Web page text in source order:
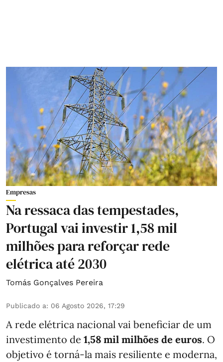
Empresas
Na ressaca das tempestades,
Portugal vai investir 1,58 mil
milhões para reforçar rede
elétrica até 2030
Tomás Gonçalves Pereira
Publicado a: 06 Agosto 2026, 17:29
A rede elétrica nacional vai beneficiar de um
investimento de 1,58 mil milhões de euros. O
objetivo é torná-la mais resiliente e moderna,